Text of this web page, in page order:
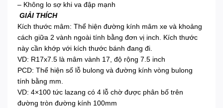
– Không lo sợ khi va đập mạnh
GIẢI THÍCH
Kích thước mâm: Thể hiện đường kính mâm xe và khoảng
cách giữa 2 vành ngoài tính bằng đơn vị inch. Kích thước
này cần khớp với kích thước bánh đang đi.
VD: R17x7.5 là mâm vành 17, độ rộng 7.5 inch
PCD: Thể hiện số lỗ bulong và đường kính vòng bulong
tính bằng mm.
VD: 4×100 tức lazang có 4 lỗ chờ được phân bố trên
đường tròn đường kính 100mm